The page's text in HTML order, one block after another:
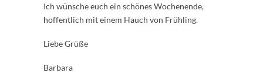
Ich wünsche euch ein schönes Wochenende,
hoffentlich mit einem Hauch von Frühling.
Liebe Grüße
Barbara